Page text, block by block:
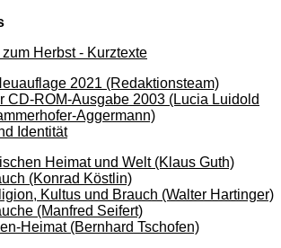
Herbst - Kurztexte
2021 (Redaktionsteam)
CD-ROM-Ausgabe 2003 (Lucia Luidold
Aggermann)
Identität
Heimat und Welt (Klaus Guth)
(Konrad Köstlin)
Kultus und Brauch (Walter Hartinger)
(Manfred Seifert)
Heimat (Bernhard Tschofen)